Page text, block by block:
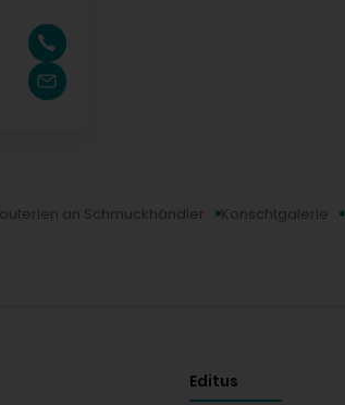
an Schmuckhändler Konschtgalerie
Editus